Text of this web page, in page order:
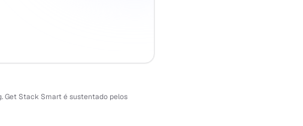
Get Stack Smart é sustentado pelos